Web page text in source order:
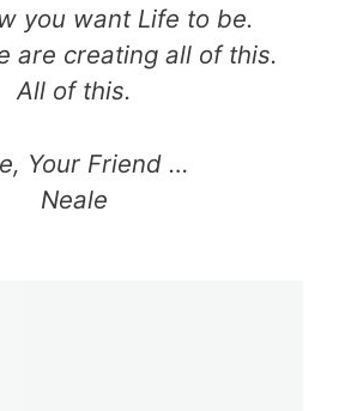
you want Life to be.
are creating all of this.
All of this.
Your Friend …
Neale